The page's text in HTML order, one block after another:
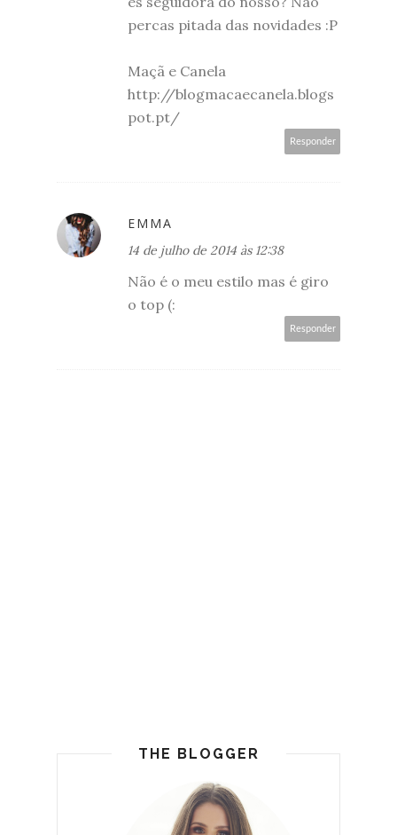
percas pitada das novidades :P
Maçã e Canela
http://blogmacaecanela.blogs
pot.pt/
Responder
EMMA
14 de julho de 2014 às 12:38
Não é o meu estilo mas é giro
o top (:
Responder
THE BLOGGER